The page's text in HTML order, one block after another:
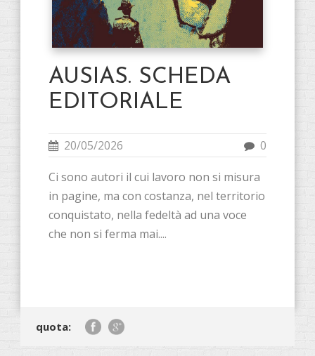
AUSIAS. SCHEDA
EDITORIALE
20/05/2026 0
Ci sono autori il cui lavoro non si misura
in pagine, ma con costanza, nel territorio
conquistato, nella fedeltà ad una voce
che non si ferma mai....
quota: